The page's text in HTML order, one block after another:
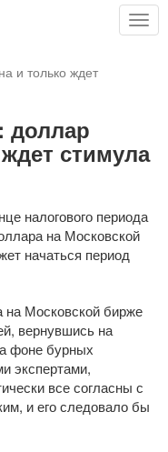
и только ждет
доллар
стимула
налогового периода
на Московской
начаться период
Московской бирже
вернувшись на
фоне бурных
экспертами,
все согласны с
и его следовало бы